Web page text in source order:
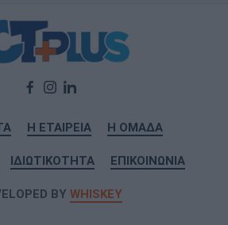
Η ΕΤΑΙΡΕΙΑ Η ΟΜΑΔΑ
ΙΔΙΩΤΙΚΟΤΗΤΑ ΕΠΙΚΟΙΝΩΝΙΑ
BY WHISKEY